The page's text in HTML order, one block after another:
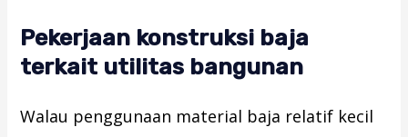
Pekerjaan konstruksi baja
terkait utilitas bangunan
Walau penggunaan material baja relatif kecil